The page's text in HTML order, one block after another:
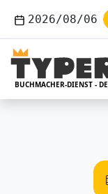
2026/08/06
BUCHMACHER-DIENST -